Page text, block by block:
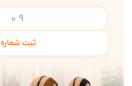
ثبت شماره